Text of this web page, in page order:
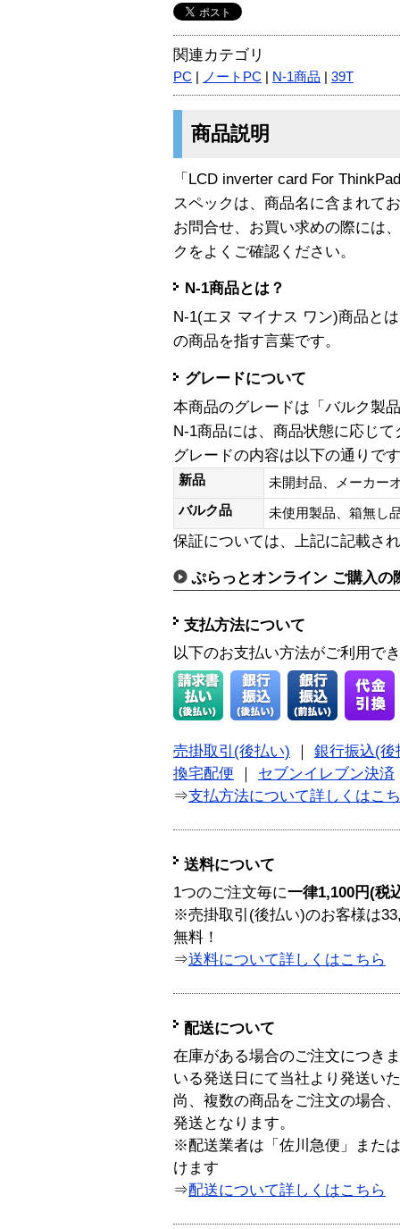
関連カテゴリ
PC ノートPC N-1商品 39T
商品説明
「LCD inverter card For
スペックは、商品名に含まれて
お問合せ、お買い求めの際には
クをよくご確認ください。
N-1商品とは？
N-1(エヌ マイナス ワン)商品と
の商品を指す言葉です。
グレードについて
本商品のグレードは「バルク製
N-1商品には、商品状態に応じ
グレードの内容は以下の通りで
新品
未開封品、メーカー
バルク品
未使用製品、箱無
保証については、上記に記載さ
ぷらっとオンライン ご購入の
支払方法について
以下のお支払い方法がご利用で
売掛取引(後払い)
銀行振込(後
換宅配便
セブンイレブン決済
⇒支払方法について詳しくはこ
送料について
1つのご注文毎に一律1,100円(税
※売掛取引(後払い)のお客様は
無料！
⇒送料について詳しくはこちら
配送について
在庫がある場合のご注文につき
いる発送日にて当社より発送い
尚、複数の商品をご注文の場合
発送となります。
※配送業者は「佐川急便」また
けます
⇒配送について詳しくはこちら